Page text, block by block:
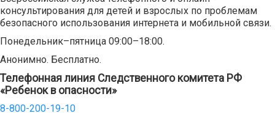
консультирования для детей и взрослых по проблемам
безопасного использования интернета и мобильной связи.
Понедельник–пятница 09:00–18:00.
Анонимно. Бесплатно.
Телефонная линия Следственного комитета РФ
«Ребенок в опасности»
8-800-200-19-10